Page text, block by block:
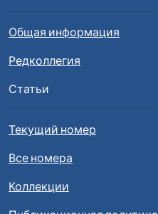
Общая информация
Редколлегия
Статьи
Текущий номер
Все номера
Коллекции